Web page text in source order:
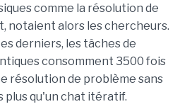
comme la résolution de
notaient alors les chercheurs.
derniers, les tâches de
consomment 3500 fois
résolution de problème sans
plus qu'un chat itératif.